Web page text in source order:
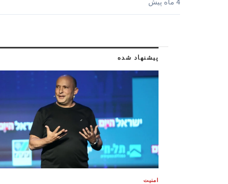
4 ماه پیش
پیشنهاد شده
امنیت